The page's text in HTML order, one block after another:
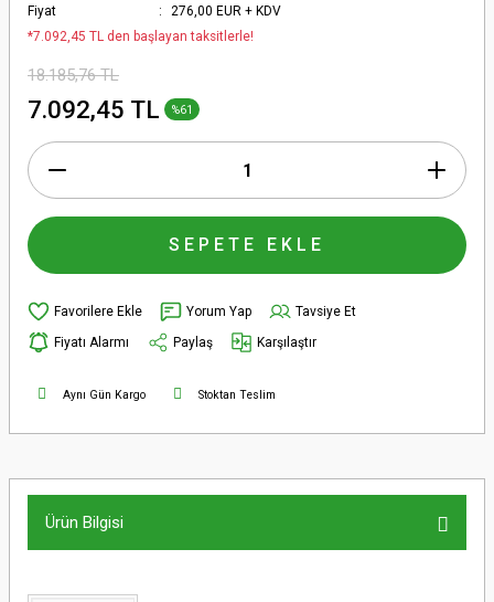
Fiyat
276,00 EUR + KDV
*7.092,45 TL den başlayan taksitlerle!
18.185,76 TL
7.092,45 TL %61
SEPETE EKLE
Yorum Yap
Tavsiye Et
Fiyatı Alarmı
Paylaş Karşılaştır
Aynı Gün Kargo Stoktan Teslim
Ürün Bilgisi